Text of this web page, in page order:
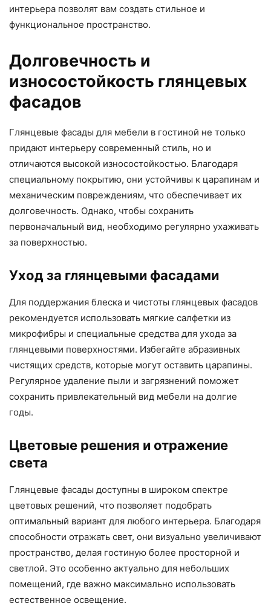
интерьера позволят вам создать стильное и
функциональное пространство.
Долговечность и
износостойкость глянцевых
фасадов
Глянцевые фасады для мебели в гостиной не только
придают интерьеру современный стиль, но и
отличаются высокой износостойкостью. Благодаря
специальному покрытию, они устойчивы к царапинам и
механическим повреждениям, что обеспечивает их
долговечность. Однако, чтобы сохранить
первоначальный вид, необходимо регулярно ухаживать
за поверхностью.
Уход за глянцевыми фасадами
Для поддержания блеска и чистоты глянцевых фасадов
рекомендуется использовать мягкие салфетки из
микрофибры и специальные средства для ухода за
глянцевыми поверхностями. Избегайте абразивных
чистящих средств, которые могут оставить царапины.
Регулярное удаление пыли и загрязнений поможет
сохранить привлекательный вид мебели на долгие
годы.
Цветовые решения и отражение
света
Глянцевые фасады доступны в широком спектре
цветовых решений, что позволяет подобрать
оптимальный вариант для любого интерьера. Благодаря
способности отражать свет, они визуально увеличивают
пространство, делая гостиную более просторной и
светлой. Это особенно актуально для небольших
помещений, где важно максимально использовать
естественное освещение.